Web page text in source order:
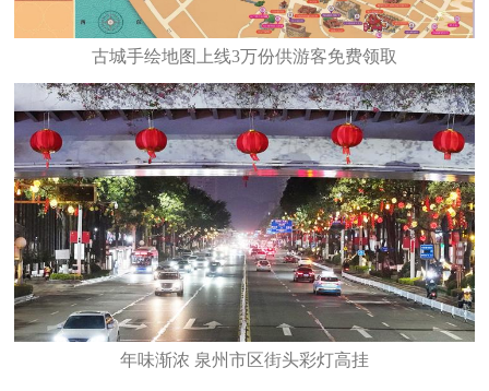
古城手绘地图上线3万份供游客免费领取
年味渐浓 泉州市区街头彩灯高挂